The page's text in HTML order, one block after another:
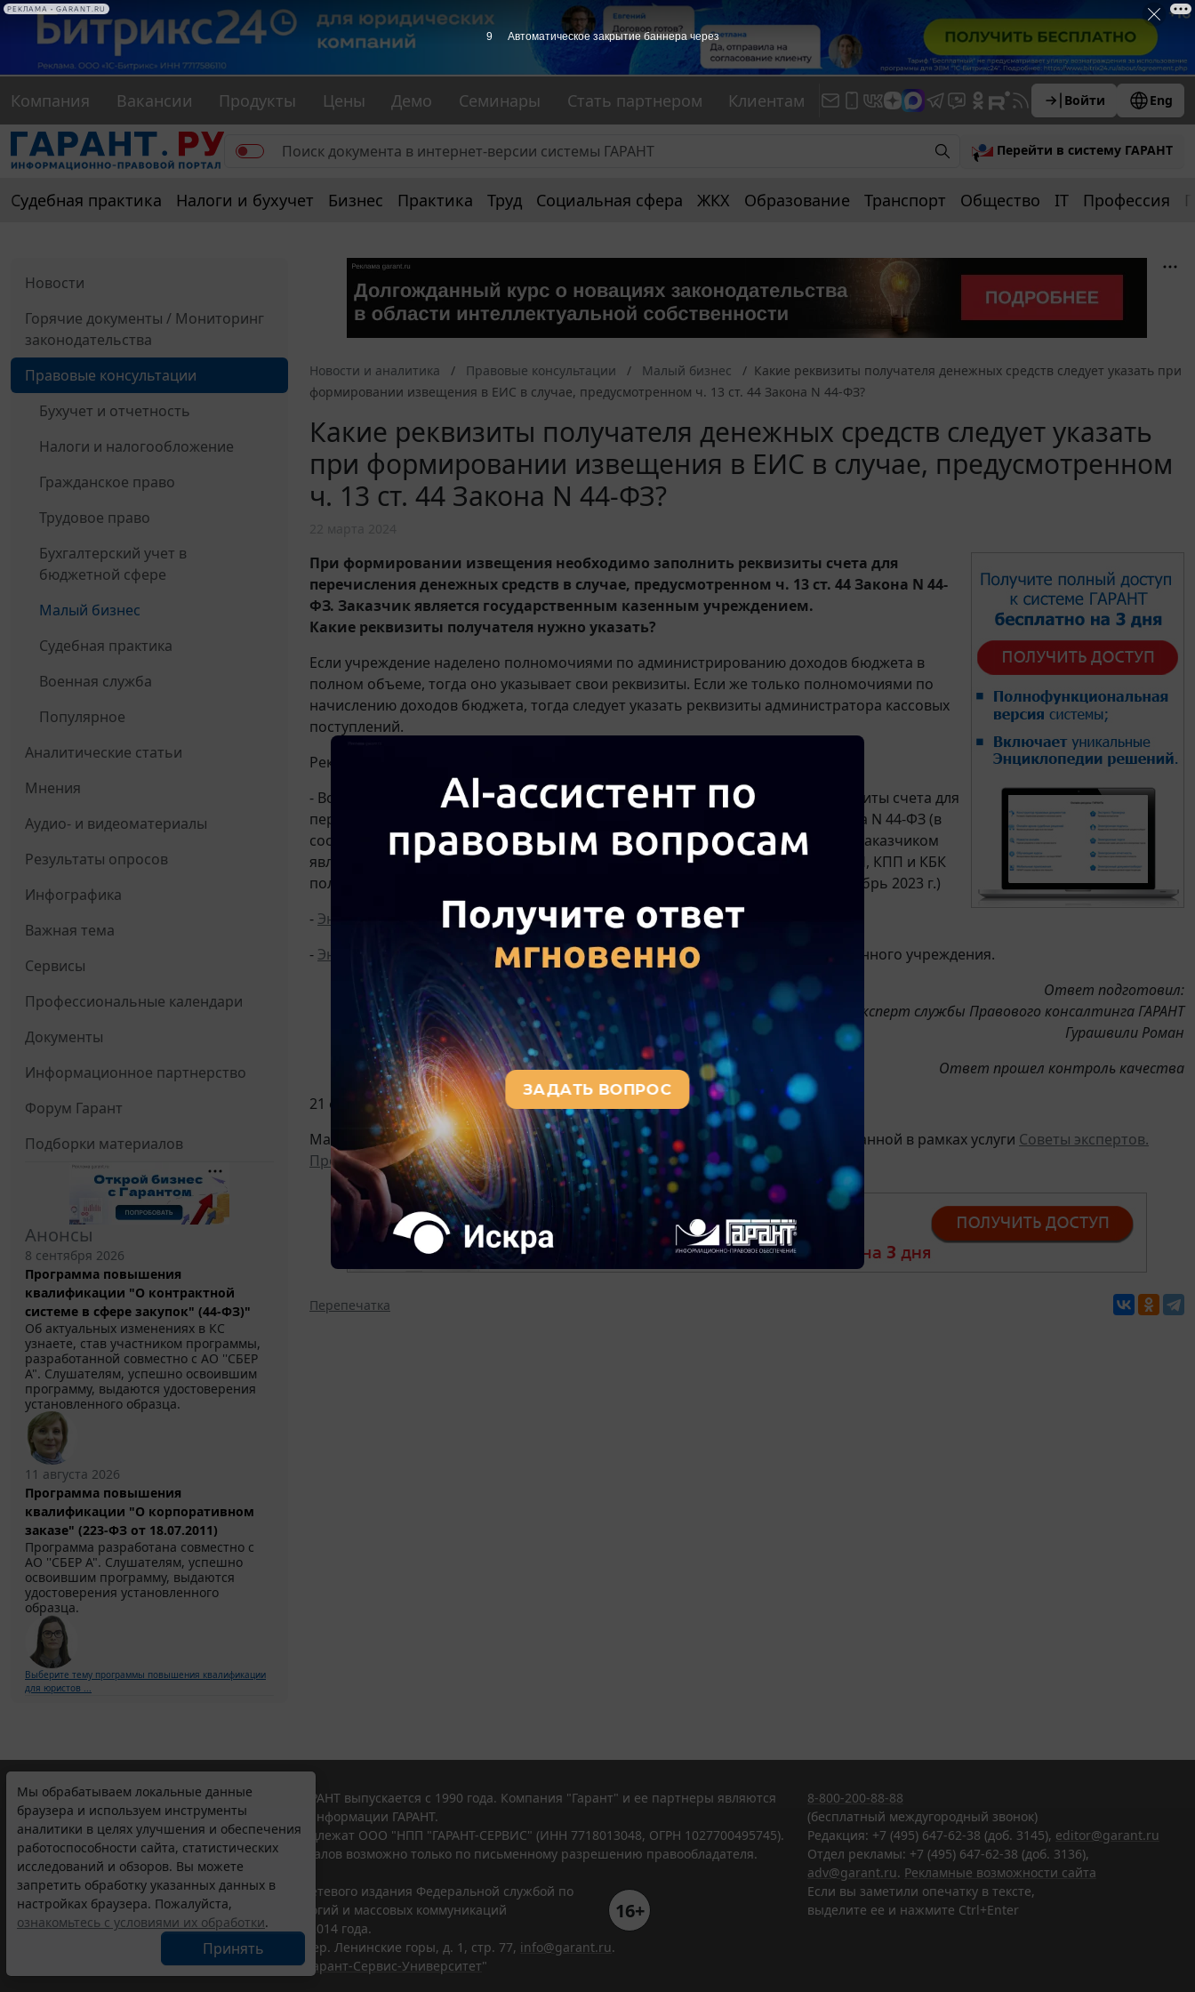
Компания Вакансии Продукты Цены Демо Семинары Стать партнером Клиентам Войти Eng
Перейти в систему ГАРАНТ
Судебная практика Налоги и бухучет Бизнес Практика Труд Социальная сфера ЖКХ Образование Транспорт Общество IT Профессия
Новости
Горячие документы / Мониторинг
законодательства
Правовые консультации
Бухучет и отчетность
Налоги и налогообложение
Гражданское право
Трудовое право
Бухгалтерский учет в
бюджетной сфере
Малый бизнес
Судебная практика
Военная служба
Популярное
Аналитические статьи
Мнения
Аудио- и видеоматериалы
Результаты опросов
Инфографика
Важная тема
Сервисы
Профессиональные календари
Документы
Информационное партнерство
Форум Гарант
Подборки материалов
Анонсы
8 сентября 2026
Программа повышения
квалификации "О контрактной
системе в сфере закупок" (44-ФЗ)"
Об актуальных изменениях в КС
узнаете, став участником программы,
разработанной совместно с АО ''СБЕР
А". Слушателям, успешно освоившим
программу, выдаются удостоверения
установленного образца.
11 августа 2026
Программа повышения
квалификации "О корпоративном
заказе" (223-ФЗ от 18.07.2011)
Программа разработана совместно с
АО ''СБЕР А". Слушателям, успешно
освоившим программу, выдаются
удостоверения установленного
образца.
Выберите тему программы повышения квалификации
для юристов ...
Новости и аналитика Правовые консультации Малый бизнес
Какие реквизиты получателя денежных средств следует указать при
формировании извещения в ЕИС в случае, предусмотренном ч. 13 ст. 44 Закона N 44-ФЗ?
Какие реквизиты получателя денежных средств следует указать
при формировании извещения в ЕИС в случае, предусмотренном
ч. 13 ст. 44 Закона N 44-ФЗ?
При формировании извещения необходимо заполнить реквизиты счета для
перечисления денежных средств в случае, предусмотренном ч. 13 ст. 44 Закона N 44-
ФЗ. Заказчик является государственным казенным учреждением.
Какие реквизиты получателя нужно указать?
Если учреждение наделено полномочиями по администрированию доходов бюджета в
полном объеме, тогда оно указывает свои реквизиты. Если же только полномочиями по
начислению доходов бюджета, тогда следует указать реквизиты администратора кассовых
поступлений.
Рекомендуем также ознакомиться с материалами:
- Вопрос: При формировании извещения в ЕИС необходимо заполнить реквизиты счета для
перечисления денежных средств в случае, предусмотренном ч. 13 ст. 44 Закона N 44-ФЗ (в
соответствующий бюджет бюджетной системы Российской Федерации). Если заказчиком
является федеральное государственное бюджетное учреждение, то какие ИНН, КПП и КБК
получателя нужно указать? (ответ службы Правового консалтинга ГАРАНТ, ноябрь 2023 г.)
- Энциклопедия решений. Учет доходов бюджета в казенном учреждении;
- Энциклопедия решений
. Администрирование доходов бюджета. Доходы казенного учреждения.
Ответ подготовил:
Эксперт службы Правового консалтинга ГАРАНТ
Гурашвили Роман
Ответ прошел контроль качества
21 февраля 2024 г.
Материал подготовлен на основе индивидуальной устной консультации, оказанной в рамках услуги Советы экспертов.
Проверки, налоги, право.
Перепечатка
Мы обрабатываем локальные данные
браузера и используем инструменты
аналитики в целях улучшения и обеспечения
работоспособности сайта, статистических
исследований и обзоров. Вы можете
запретить обработку указанных данных в
настройках браузера. Пожалуйста,
ознакомьтесь с условиями их обработки.
Принять
© ООО "НПП "ГАРАНТ-СЕРВИС", 2026. Система ГАРАНТ выпускается с 1990 года. Компания "Гарант" и ее партнеры являются
участниками Российской ассоциации правовой информации ГАРАНТ.
Все права на материалы сайта ГАРАНТ.РУ принадлежат ООО "НПП "ГАРАНТ-СЕРВИС" (ИНН 7718013048, ОГРН 1027700495745).
Полное или частичное воспроизведение материалов возможно только по письменному разрешению правообладателя.
Правила использования портала.
Портал ГАРАНТ.РУ зарегистрирован в качестве сетевого издания Федеральной службой по
надзору в сфере связи,информационных технологий и массовых коммуникаций
(Роскомнадзором), Эл № ФС77-58365 от 18 июня 2014 года.
16+
ООО "НПП "ГАРАНТ-СЕРВИС", 119234, г. Москва, тер. Ленинские горы, д. 1, стр. 77, info@garant.ru.
Разработчик ЭПС Система ГАРАНТ – ООО "НПП "
Гарант-Сервис-Университет"
8-800-200-88-88
(бесплатный междугородный звонок)
Редакция: +7 (495) 647-62-38 (доб. 3145), editor@garant.ru
Отдел рекламы: +7 (495) 647-62-38 (доб. 3136),
adv@garant.ru. Рекламные возможности сайта
Если вы заметили опечатку в тексте,
выделите ее и нажмите Ctrl+Enter
8 Автоматическое закрытие баннера через
РЕКЛАМА • GARANT.RU